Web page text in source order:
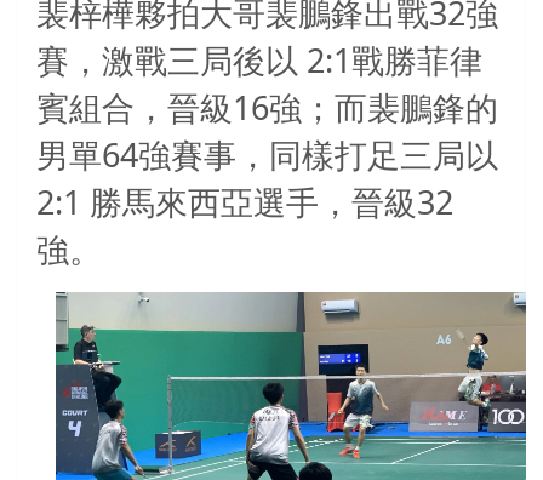
裴梓樺夥拍大哥裴鵬鋒出戰32強
賽，激戰三局後以 2:1戰勝菲律
賓組合，晉級 16強；而裴鵬鋒的
男單64強賽事，同樣打足三局以
2:1 勝馬來西亞選手，晉級32
強。